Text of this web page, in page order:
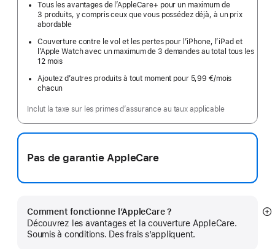
Tous les avantages de l’AppleCare+ pour un maximum de
3 produits, y compris ceux que vous possédez déjà, à un prix
abordable
Couverture contre le vol et les pertes pour l’iPhone, l’iPad et
l’Apple Watch avec un maximum de 3 demandes au total tous les
12 mois
Ajoutez d’autres produits à tout moment pour 5,99 €/mois
chacun
Inclut la taxe sur les primes d’assurance au taux applicable
Pas de garantie AppleCare
Comment fonctionne l’AppleCare ?
Découvrez les avantages et la couverture AppleCare.
Soumis à conditions. Des frais s’appliquent.